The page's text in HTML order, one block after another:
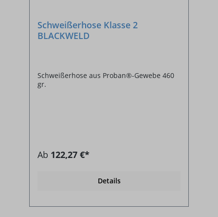
Schweißerhose Klasse 2
BLACKWELD
Schweißerhose aus Proban®-Gewebe 460
gr.
Ab 122,27 €*
Details